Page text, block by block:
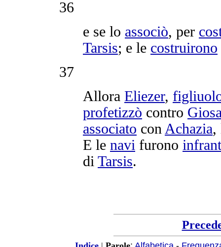
36
e se lo associò, per
Tarsis; e le costruirono
37
Allora Eliezer,
profetizzò contro
associato con Achazia,
E le navi furono
di Tarsis.